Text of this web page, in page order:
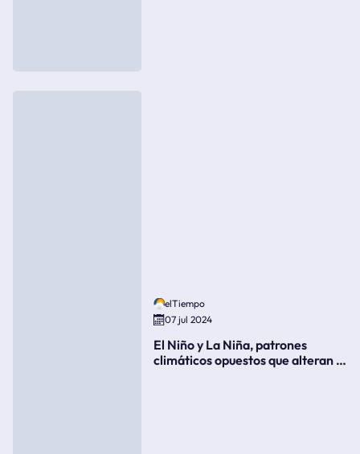
elTiempo
07 jul 2024
El Niño y La Niña, patrones
climáticos opuestos que alteran la